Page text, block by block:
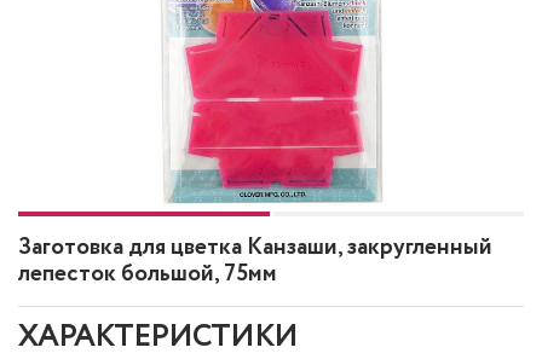
Заготовка для цветка Канзаши, закругленный
лепесток большой, 75мм
ХАРАКТЕРИСТИКИ